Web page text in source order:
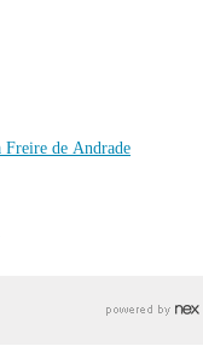
Freire de Andrade